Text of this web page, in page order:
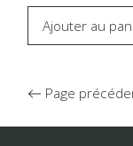
Ajouter au
Page